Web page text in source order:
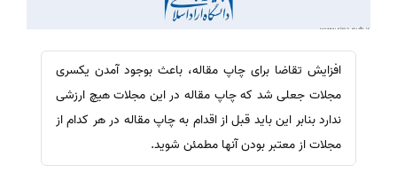
افزایش تقاضا برای چاپ مقاله، باعث بوجود آمدن یکسری
مجلات جعلی شد که چاپ مقاله در این مجلات هیچ ارزشی
ندارد بنابر این باید قبل از اقدام به چاپ مقاله در هر کدام از
مجلات از معتبر بودن آنها مطمئن شوید.